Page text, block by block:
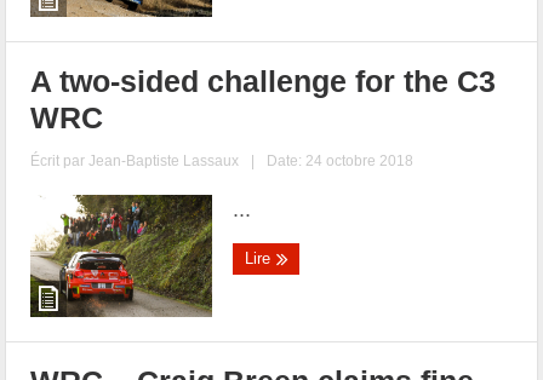
A two-sided challenge for the C3
WRC
Écrit parJean-Baptiste Lassaux | Date: 24 octobre 2018
...
Lire